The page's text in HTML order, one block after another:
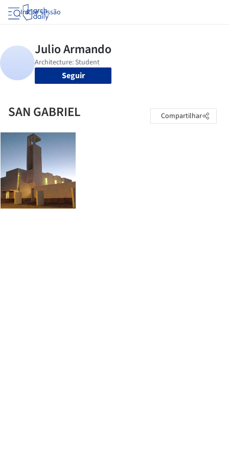
Iniciar sessão
Seguir
SAN GABRIEL Compartilhar